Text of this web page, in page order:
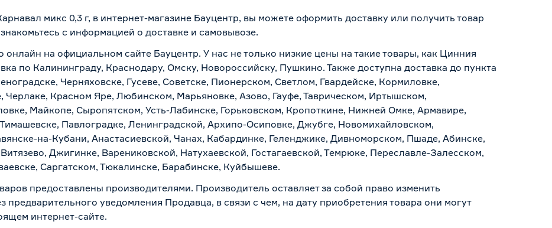
микс 0,3 г, в интернет-магазине Бауцентр, вы можете оформить доставку или получить товар
с информацией о доставке и самовывозе.
онлайн на официальном сайте Бауцентр. У нас не только низкие цены на такие товары, как Цинния
по Калининграду, Краснодару, Омску, Новороссийску, Пушкино. Также доступна доставка до пункта
Черняховске, Гусеве, Советске, Пионерском, Светлом, Гвардейске, Кормиловке,
Черлаке, Красном Яре, Любинском, Марьяновке, Азово, Гауфе, Таврическом, Иртышском,
Майкопе, Сыропятском, Усть-Лабинске, Горьковском, Кропоткине, Нижней Омке, Армавире,
Павлоградке, Ленинградской, Архипо-Осиповке, Джубге, Новомихайловском,
на-Кубани, Анастасиевской, Чанах, Кабардинке, Геленджике, Дивноморском, Пшаде, Абинске,
Джигинке, Варениковской, Натухаевской, Гостагаевской, Темрюке, Переславле-Залесском,
Саргатском, Тюкалинске, Барабинске, Куйбышеве.
предоставлены производителями. Производитель оставляет за собой право изменить
предварительного уведомления Продавца, в связи с чем, на дату приобретения товара они могут
интернет-сайте.